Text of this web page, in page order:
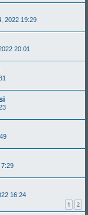
2022 19:29
20:01
7:29
16:24
1 2